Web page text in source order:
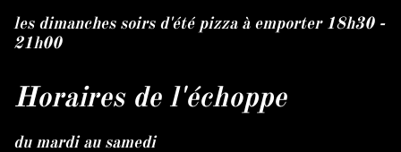
les dimanches soirs d'été pizza à emporter 18h30 -
21h00
Horaires de l'échoppe
du mardi au samedi